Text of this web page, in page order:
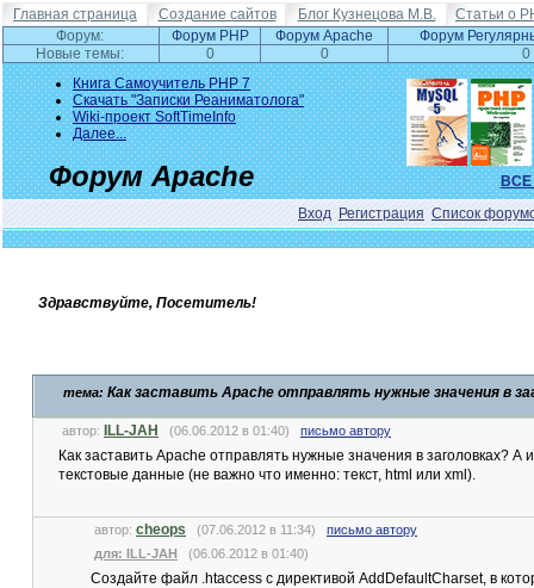
Главная страница Создание сайтов Блог Кузнецова М.В.
Статьи о
Форум:
Форум PHP Форум Apache
Форум
Новые темы:
0 0
0
Книга Самоучитель PHP 7
Скачать "Записки Реаниматолога"
Wiki-проект SoftTimeInfo
Далее...
ВСЕ
Форум Apache
Вход Регистрация Список
Здравствуйте, Посетитель!
тема: Как заставить Apache отправлять нужные значения в
автор: ILL-JAH (06.06.2012 в 01:40) письмо автору
Как заставить Apache отправлять нужные значения в заголовках?
текстовые данные (не важно что именно: текст, html или xml).
автор: cheops (07.06.2012 в 11:34) письмо автору
для: ILL-JAH (06.06.2012 в 01:40)
Создайте файл .htaccess с директивой AddDefaultCharset, в